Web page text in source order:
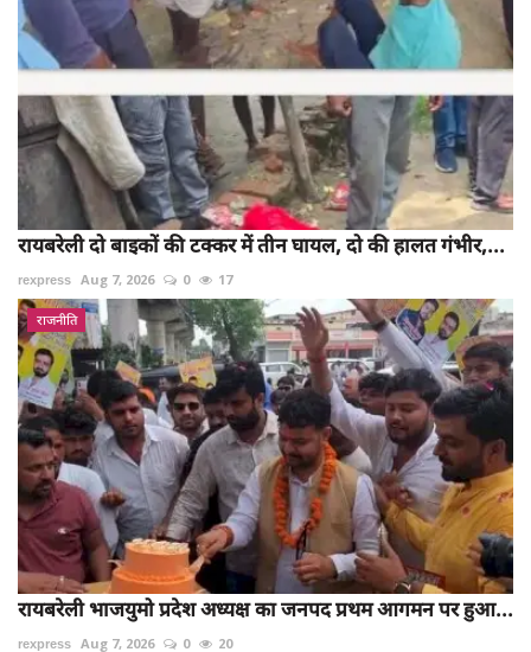
रायबरेली दो बाइकों की टक्कर में तीन घायल, दो की हालत गंभीर,...
rexpress Aug 7, 2026 0 17
राजनीति
रायबरेली भाजयुमो प्रदेश अध्यक्ष का जनपद प्रथम आगमन पर हुआ...
rexpress Aug 7, 2026 0 20